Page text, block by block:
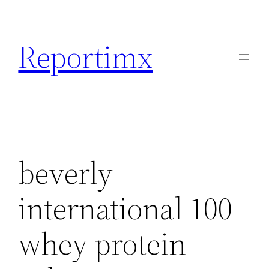
contenido
Reportimx
beverly
international 100
whey protein